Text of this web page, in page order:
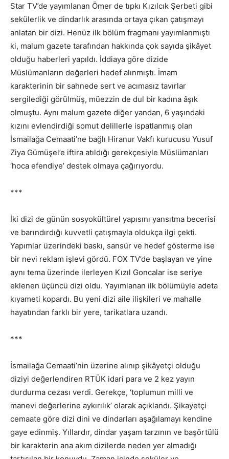
Star TV’de yayımlanan Ömer de tıpkı Kızılcık Şerbeti gibi
sekülerlik ve dindarlık arasında ortaya çıkan çatışmayı
anlatan bir dizi. Henüz ilk bölüm fragmanı yayımlanmıştı
ki, malum gazete tarafından hakkında çok sayıda şikâyet
olduğu haberleri yapıldı. İddiaya göre dizide
Müslümanların değerleri hedef alınmıştı. İmam
karakterinin bir sahnede sert ve acımasız tavırlar
sergilediği görülmüş, müezzin de dul bir kadına âşık
olmuştu. Aynı malum gazete diğer yandan, 6 yaşındaki
kızını evlendirdiği somut delillerle ispatlanmış olan
İsmailağa Cemaati’ne bağlı Hiranur Vakfı kurucusu Yusuf
Ziya Gümüşel’e iftira atıldığı gerekçesiyle Müslümanları
‘hoca efendiye’ destek olmaya çağırıyordu.
***
İki dizi de günün sosyokültürel yapısını yansıtma becerisi
ve barındırdığı kuvvetli çatışmayla oldukça ilgi çekti.
Yapımlar üzerindeki baskı, sansür ve hedef gösterme ise
bir nevi reklam işlevi gördü. FOX TV’de başlayan ve yine
aynı tema üzerinde ilerleyen Kızıl Goncalar ise seriye
eklenen üçüncü dizi oldu. Yayımlanan ilk bölümüyle adeta
kıyameti kopardı. Bu yeni dizi aile ilişkileri ve mahalle
hayatından farklı bir yere, tarikatlara uzandı.
***
İsmailağa Cemaati’nin üzerine alınıp şikâyetçi olduğu
diziyi değerlendiren RTÜK idari para ve 2 kez yayın
durdurma cezası verdi. Gerekçe, ‘toplumun milli ve
manevi değerlerine aykırılık’ olarak açıklandı. Şikayetçi
cemaate göre dizi dini ve dindarları aşağılamayı kendine
gaye edinmiş. Yıllardır, dindar yaşam tarzının ve başörtülü
bir karakterin ana akım dizilerde neden yer almadığı